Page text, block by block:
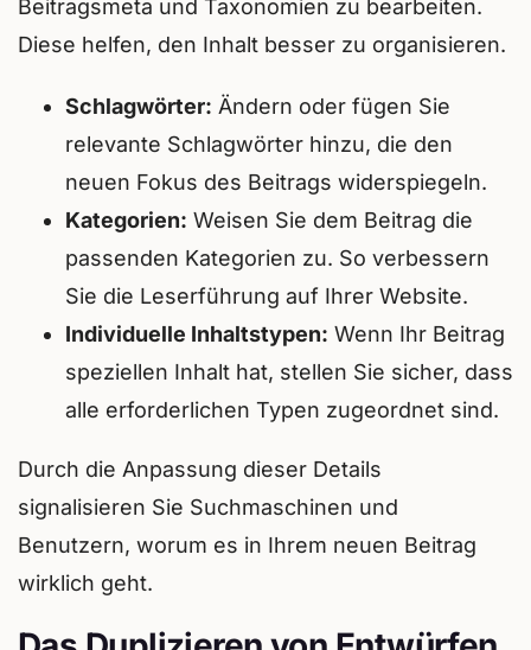
Beitragsmeta und Taxonomien zu bearbeiten.
Diese helfen, den Inhalt besser zu organisieren.
Schlagwörter: Ändern oder fügen Sie
relevante Schlagwörter hinzu, die den
neuen Fokus des Beitrags widerspiegeln.
Kategorien: Weisen Sie dem Beitrag die
passenden Kategorien zu. So verbessern
Sie die Leserführung auf Ihrer Website.
Individuelle Inhaltstypen: Wenn Ihr Beitrag
speziellen Inhalt hat, stellen Sie sicher, dass
alle erforderlichen Typen zugeordnet sind.
Durch die Anpassung dieser Details
signalisieren Sie Suchmaschinen und
Benutzern, worum es in Ihrem neuen Beitrag
wirklich geht.